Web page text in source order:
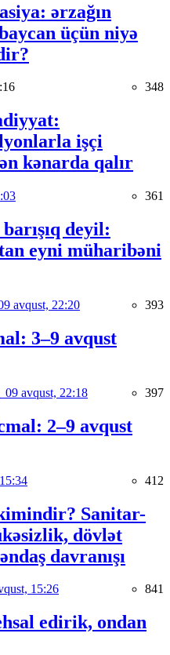
ərzağın
üçün niyə
348
işçi
kənarda qalır
361
deyil:
eyni müharibəni
avqust, 22:20 393
3–9 avqust
09 avqust, 22:18 397
2–9 avqust
412
Sanitar-
dövlət
davranışı
15:26 841
edirik, ondan